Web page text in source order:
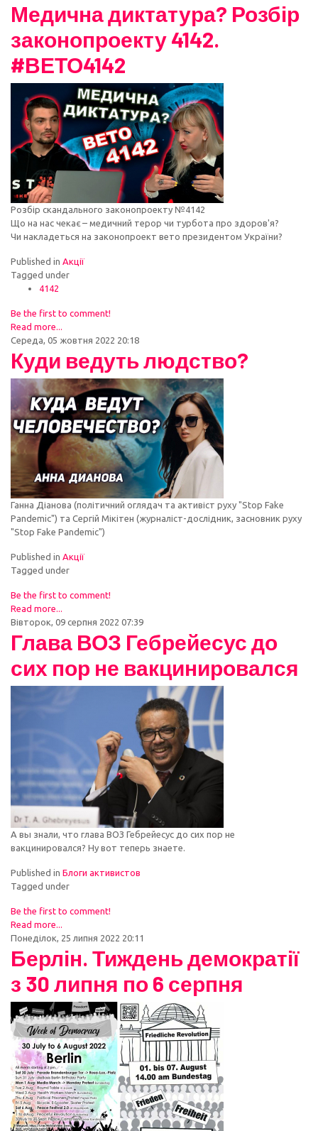
Медична диктатура? Розбір
законопроекту 4142.
#ВЕТО4142
Розбір скандального законопроекту №4142
Що на нас чекає – медичний терор чи турбота про здоров'я?
Чи накладеться на законопроект вето президентом України?
Published in Акції
Tagged under
4142
Be the first to comment!
Read more...
Середа, 05 жовтня 2022 20:18
Куди ведуть людство?
Ганна Діанова (політичний оглядач та активіст руху "Stop Fake
Pandemic") та Сергій Мікітен (журналіст-дослідник, засновник руху
"Stop Fake Pandemic")
Published in Акції
Tagged under
Be the first to comment!
Read more...
Вівторок, 09 серпня 2022 07:39
Глава ВОЗ Гебрейесус до
сих пор не вакцинировался
А вы знали, что глава ВОЗ Гебрейесус до сих пор не
вакцинировался? Ну вот теперь знаете.
Published in Блоги активистов
Tagged under
Be the first to comment!
Read more...
Понеділок, 25 липня 2022 20:11
Берлін. Тиждень демократії
з 30 липня по 6 серпня